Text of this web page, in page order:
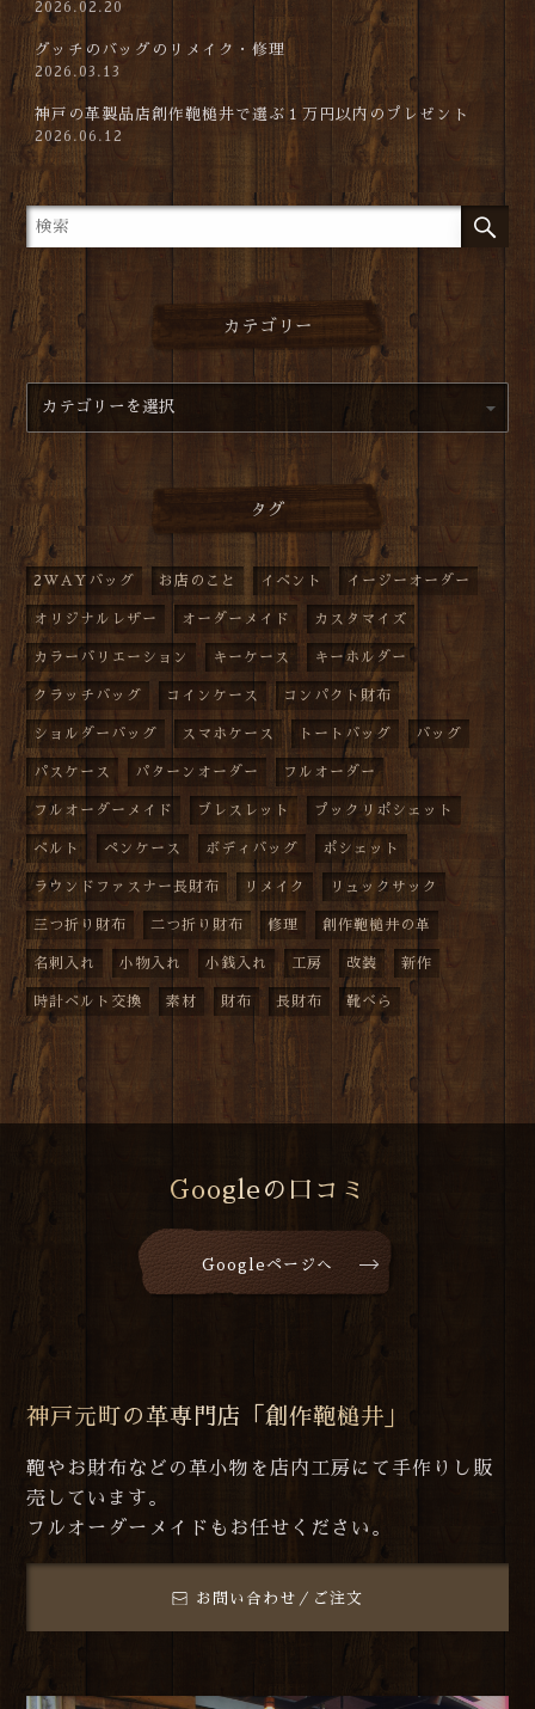
2026.02.20
グッチのバッグのリメイク・修理
2026.03.13
神戸の革製品店創作鞄槌井で選ぶ１万円以内のプレゼント
2026.06.12
カテゴリー
タグ
2WAYバッグ お店のこと イベント イージーオーダー
オリジナルレザー オーダーメイド カスタマイズ
カラーバリエーション キーケース キーホルダー
クラッチバッグ コインケース コンパクト財布
ショルダーバッグ スマホケース トートバッグ バッグ
パスケース パターンオーダー フルオーダー
フルオーダーメイド ブレスレット プックリポシェット
ベルト ペンケース ボディバッグ ポシェット
ラウンドファスナー長財布 リメイク リュックサック
三つ折り財布 二つ折り財布 修理 創作鞄槌井の革
名刺入れ 小物入れ 小銭入れ 工房 改装 新作
時計ベルト交換 素材 財布 長財布 靴べら
Googleの口コミ
Googleページへ
神戸元町の革専門店「創作鞄槌井」
鞄やお財布などの革小物を店内工房にて手作りし販
売しています。
フルオーダーメイドもお任せください。
お問い合わせ／ご注文